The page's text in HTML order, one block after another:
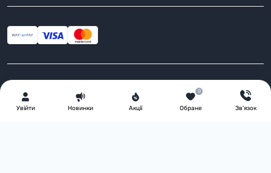
Увiйти Новинки Акції Обране
0
Зв'язок
Повернення товару